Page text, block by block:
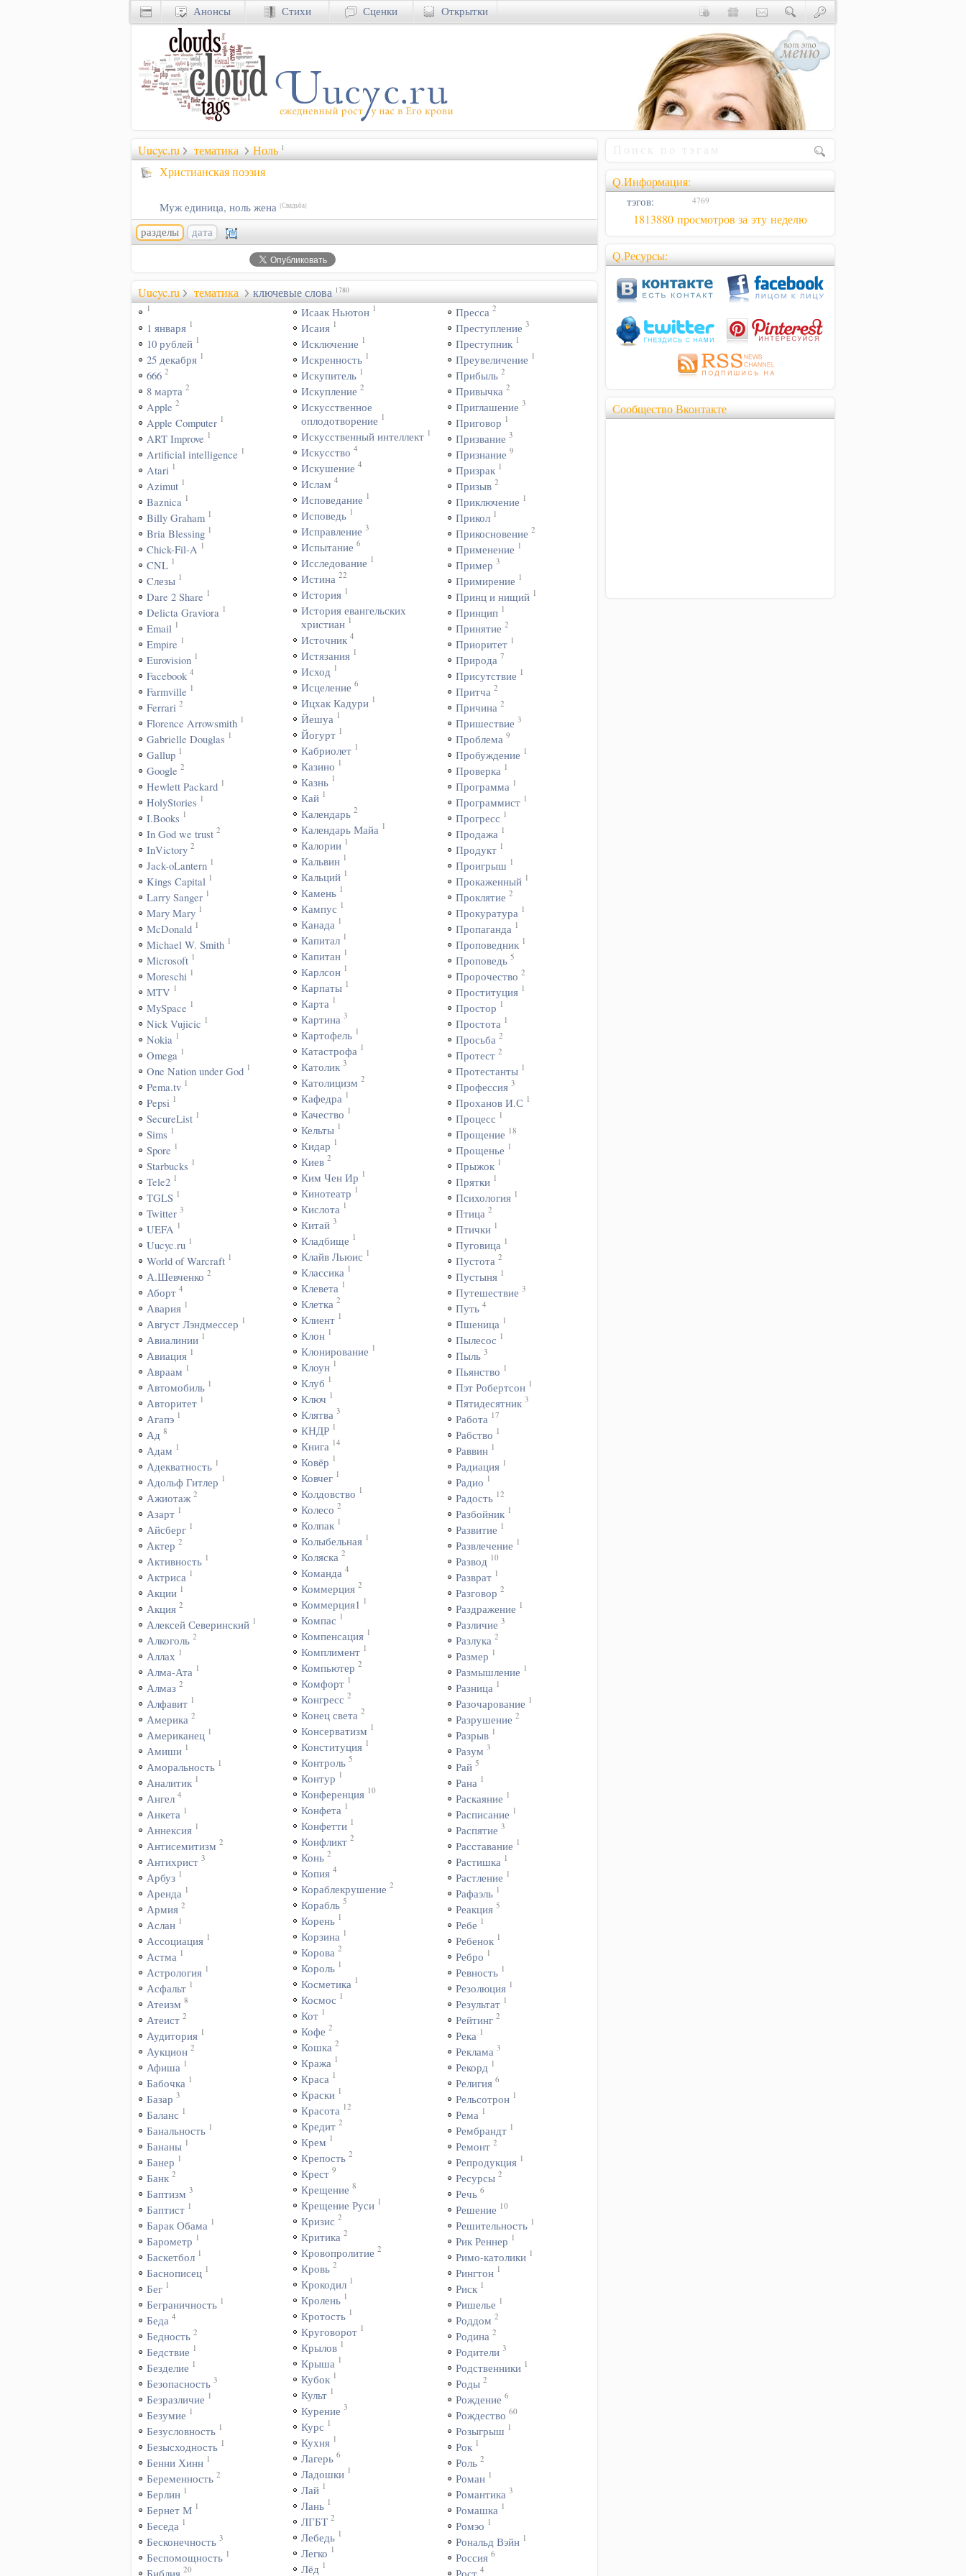
Uucyc.ru тематика Ноль 1
Христианская поэзия
Муж единица, ноль жена [Свадьба]
разделы дата
Uucyc.ru тематика ключевые слова 1780
1
1 января 1
10 рублей 1
25 декабря 1
666 2
8 марта 2
Apple 2
Apple Computer 1
ART Improve 1
Artificial intelligence 1
Atari 1
Azimut 1
Baznica 1
Billy Graham 1
Bria Blessing 1
Chick-Fil-A 1
CNL 1
Cлезы 1
Dare 2 Share 1
Delicta Graviora 1
Email 1
Empire 1
Eurovision 1
Facebook 4
Farmville 1
Ferrari 2
Florence Arrowsmith 1
Gabrielle Douglas 1
Gallup 1
Google 2
Hewlett Packard 1
HolyStories 1
I.Books 1
In God we trust 2
InVictory 2
Jack-oLantern 1
Kings Capital 1
Larry Sanger 1
Mary Mary 1
McDonald 1
Michael W. Smith 1
Microsoft 1
Moreschi 1
MTV 1
MySpace 1
Nick Vujicic 1
Nokia 1
Omega 1
One Nation under God 1
Pema.tv 1
Pepsi 1
SecureList 1
Sims 1
Spore 1
Starbucks 1
Tele2 1
TGLS 1
Twitter 3
UEFA 1
Uucyc.ru 1
World of Warcraft 1
А.Шевченко 2
Аборт 4
Авария 1
Август Лэндмессер 1
Авиалинии 1
Авиация 1
Авраам 1
Автомобиль 1
Авторитет 1
Агапэ 1
Ад 8
Адам 1
Адекватность 1
Адольф Гитлер 1
Ажиотаж 2
Азарт 1
Айсберг 1
Актер 2
Активность 1
Актриса 1
Акции 1
Акция 2
Алексей Северинский 1
Алкоголь 2
Аллах 1
Алма-Ата 1
Алмаз 2
Алфавит 1
Америка 2
Американец 1
Амиши 1
Аморальность 1
Аналитик 1
Ангел 4
Анкета 1
Аннексия 1
Антисемитизм 2
Антихрист 3
Арбуз 1
Аренда 1
Армия 2
Аслан 1
Ассоциация 1
Астма 1
Астрология 1
Асфальт 1
Атеизм 8
Атеист 2
Аудитория 1
Аукцион 2
Афиша 1
Бабочка 1
Базар 3
Баланс 1
Банальность 1
Бананы 1
Банер 1
Банк 2
Баптизм 3
Баптист 1
Барак Обама 1
Барометр 1
Баскетбол 1
Баснописец 1
Бег 1
Беграничность 1
Беда 4
Бедность 2
Бедствие 1
Безделие 1
Безопасность 3
Безразличие 1
Безумие 1
Безусловность 1
Безысходность 1
Бенни Хинн 1
Беременность 2
Берлин 1
Бернет М 1
Беседа 1
Бесконечность 3
Беспомощность 1
20
Исаак Ньютон 1
Исаия 1
Исключение 1
Искренность 1
Искупитель 1
Искупление 2
Искусственное
оплодотворение 1
Искусственный интеллект 1
Искусство 4
Искушение 4
Ислам 4
Исповедание 1
Исповедь 1
Исправление 3
Испытание 6
Исследование 1
Истина 22
История 1
История евангельских
христиан 1
Источник 4
Истязания 1
Исход 1
Исцеление 6
Ицхак Кадури 1
Йешуа 1
Йогурт 1
Кабриолет 1
Казино 1
Казнь 1
Кай 1
Календарь 2
Календарь Майа 1
Калории 1
Кальвин 1
Кальций 1
Камень 1
Кампус 1
Канада 1
Капитал 1
Капитан 1
Карлсон 1
Карпаты 1
Карта 1
Картина 3
Картофель 1
Катастрофа 1
Католик 3
Католицизм 2
Кафедра 1
Качество 1
Кельты 1
Кидар 1
Киев 2
Ким Чен Ир 1
Кинотеатр 1
Кислота 1
Китай 3
Кладбище 1
Клайв Льюис 1
Классика 1
Клевета 1
Клетка 2
Клиент 1
Клон 1
Клонирование 1
Клоун 1
Клуб 1
Ключ 1
Клятва 3
КНДР 1
Книга 14
Ковёр 1
Ковчег 1
Колдовство 1
Колесо 2
Колпак 1
Колыбельная 1
Коляска 2
Команда 4
Коммерция 2
Коммерция1 1
Компас 1
Компенсация 1
Комплимент 1
Компьютер 2
Комфорт 1
Конгресс 2
Конец света 2
Консерватизм 1
Конституция 1
Контроль 5
Контур 1
Конференция 10
Конфета 1
Конфетти 1
Конфликт 2
Конь 2
Копия 4
Кораблекрушение 2
Корабль 5
Корень 1
Корзина 1
Корова 2
Король 1
Косметика 1
Космос 1
Кот 1
Кофе 2
Кошка 2
Кража 1
Краса 1
Краски 1
Красота 12
Кредит 2
Крем 1
Крепость 2
Крест 9
Крещение 8
Крещение Руси 1
Кризис 2
Критика 2
Кровопролитие 2
Кровь 2
Крокодил 1
Кролень 1
Кротость 1
Круговорот 1
Крылов 1
Крыша 1
Кубок 1
Культ 1
Курение 3
Курс 1
Кухня 1
Лагерь 6
Ладошки 1
Лай 1
Лань 1
ЛГБТ 2
Лебедь 1
Легко 1
Лёд 1
Пресса 2
Преступление 3
Преступник 1
Преувеличение 1
Прибыль 2
Привычка 2
Приглашение 3
Приговор 1
Призвание 3
Признание 9
Призрак 1
Призыв 2
Приключение 1
Прикол 1
Прикосновение 2
Применение 1
Пример 3
Примирение 1
Принц и нищий 1
Принцип 1
Принятие 2
Приоритет 1
Природа 7
Присутствие 1
Притча 2
Причина 2
Пришествие 3
Проблема 9
Пробуждение 1
Проверка 1
Программа 1
Программист 1
Прогресс 1
Продажа 1
Продукт 1
Проигрыш 1
Прокаженный 1
Проклятие 2
Прокуратура 1
Пропаганда 1
Проповедник 1
Проповедь 5
Пророчество 2
Проституция 1
Простор 1
Простота 1
Просьба 2
Протест 2
Протестанты 1
Профессия 3
Проханов И.С 1
Процесс 1
Прощение 18
Прощенье 1
Прыжок 1
Прятки 1
Психология 1
Птица 2
Птички 1
Пуговица 1
Пустота 2
Пустыня 1
Путешествие 3
Путь 4
Пшеница 1
Пылесос 1
Пыль 3
Пьянство 1
Пэт Робертсон 1
Пятидесятник 3
Работа 17
Рабство 1
Раввин 1
Радиация 1
Радио 1
Радость 12
Разбойник 1
Развитие 1
Развлечение 1
Развод 10
Разврат 1
Разговор 2
Раздражение 1
Различие 3
Разлука 2
Размер 1
Размышление 1
Разница 1
Разочарование 1
Разрушение 2
Разрыв 1
Разум 3
Рай 5
Рана 1
Раскаяние 1
Расписание 1
Распятие 3
Расставание 1
Растишка 1
Растление 1
Рафаэль 1
Реакция 5
Ребе 1
Ребенок 1
Ребро 1
Ревность 1
Резолюция 1
Результат 1
Рейтинг 2
Река 1
Реклама 3
Рекорд 1
Религия 6
Рельсотрон 1
Рема 1
Рембрандт 1
Ремонт 2
Репродукция 1
Ресурсы 2
Речь 6
Решение 10
Решительность 1
Рик Реннер 1
Римо-католики 1
Рингтон 1
Риск 1
Ришелье 1
Роддом 2
Родина 2
Родители 3
Родственники 1
Роды 2
Рождение 6
Рождество 60
Розыгрыш 1
Рок 1
Роль 2
Роман 1
Романтика 3
Ромашка 1
Ромэо 1
Рональд Вэйн 1
Россия 6
4
Q.Информация:
тэгов: 4769
1813880 просмотров за эту неделю
Q.Ресурсы:
Сообщество Вконтакте
Анонсы Стихи Сценки Открытки